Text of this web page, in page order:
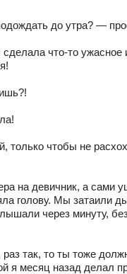
до утра? —
что-то ужасное
только чтобы не
на девичник, а сами
голову. Мы затаили
через минуту,
так, то ты тоже
я месяц назад делал